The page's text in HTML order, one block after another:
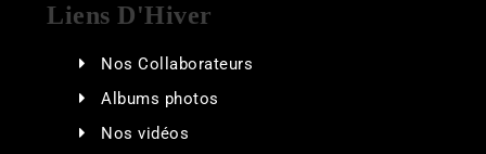
Liens D'Hiver
Nos Collaborateurs
Albums photos
Nos vidéos